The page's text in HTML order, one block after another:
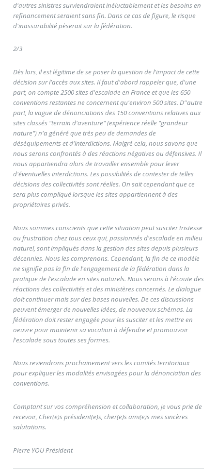
d'autres sinistres surviendraient inéluctablement et les besoins en
refinancement seraient sans fin. Dans ce cas de figure, le risque
d'inassurabilité pèserait sur la fédération.
2/3
Dès lors, il est légitime de se poser la question de l'impact de cette
décision sur l'accès aux sites. Il faut d'abord rappeler que, d'une
part, on compte 2500 sites d'escalade en France et que les 650
conventions restantes ne concernent qu'environ 500 sites. D''autre
part, la vague de dénonciations des 150 conventions relatives aux
sites classés "terrain d'aventure" (expérience réelle "grandeur
nature") n'a généré que très peu de demandes de
déséquipements et d'interdictions. Malgré cela, nous savons que
nous serons confrontés à des réactions négatives ou défensives. Il
nous appartiendra alors de travailler ensemble pour lever
d'éventuelles interdictions. Les possibilités de contester de telles
décisions des collectivités sont réelles. On sait cependant que ce
sera plus compliqué lorsque les sites appartiennent à des
propriétaires privés.
Nous sommes conscients que cette situation peut susciter tristesse
ou frustration chez tous ceux qui, passionnés d'escalade en milieu
naturel, sont impliqués dans la gestion des sites depuis plusieurs
décennies. Nous les comprenons. Cependant, la fin de ce modèle
ne signifie pas la fin de l'engagement de la fédération dans la
pratique de l'escalade en sites naturels. Nous serons à l'écoute des
réactions des collectivités et des ministères concernés. Le dialogue
doit continuer mais sur des bases nouvelles. De ces discussions
peuvent émerger de nouvelles idées, de nouveaux schémas. La
fédération doit rester engagée pour les susciter et les mettre en
oeuvre pour maintenir sa vocation à défendre et promouvoir
l'escalade sous toutes ses formes.
Nous reviendrons prochainement vers les comités territoriaux
pour expliquer les modalités envisagées pour la dénonciation des
conventions.
Comptant sur vos compréhension et collaboration, je vous prie de
recevoir, Cher(e)s président(e)s, cher(e)s ami(e)s mes sincères
salutations.
Pierre YOU Président